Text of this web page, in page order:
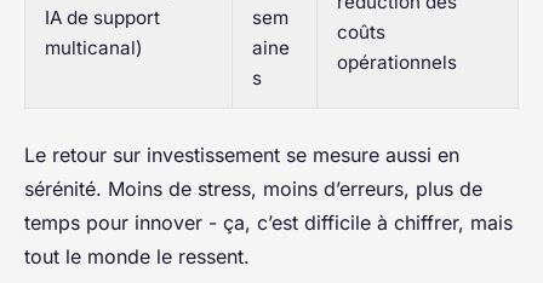
IA de support
multicanal)
sem
aine
s
coûts
opérationnels
Le retour sur investissement se mesure aussi en
sérénité. Moins de stress, moins d’erreurs, plus de
temps pour innover - ça, c’est difficile à chiffrer, mais
tout le monde le ressent.